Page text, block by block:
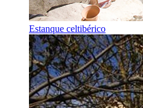
Estanque celtibérico